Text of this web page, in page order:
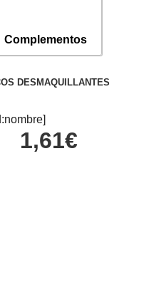
Complementos
DESMAQUILLANTES
1,61€